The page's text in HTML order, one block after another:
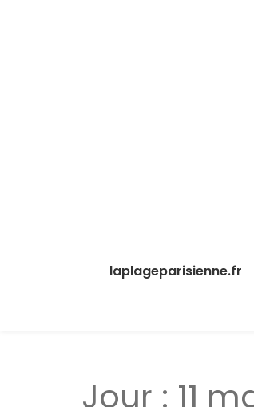
laplageparisienne.fr
Jour : 11